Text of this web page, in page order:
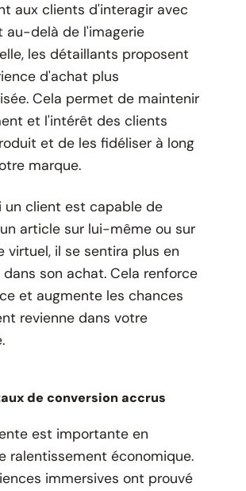
aux clients d'interagir avec
au-delà de l'imagerie
les détaillants proposent
d'achat plus
Cela permet de maintenir
et l'intérêt des clients
et de les fidéliser à long
marque.
un client est capable de
article sur lui-même ou sur
virtuel, il se sentira plus en
son achat. Cela renforce
et augmente les chances
revienne dans votre
de conversion accrus
est importante en
ralentissement économique.
immersives ont prouvé